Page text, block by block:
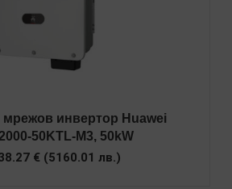
инвертор Huawei
50KTL-M3, 50kW
€ (5160.01 лв.)